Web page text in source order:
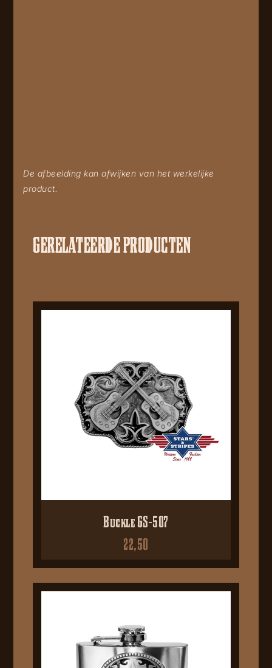
De afbeelding kan afwijken van het werkelijke
product.
GERELATEERDE PRODUCTEN
Buckle GS-507
22,50